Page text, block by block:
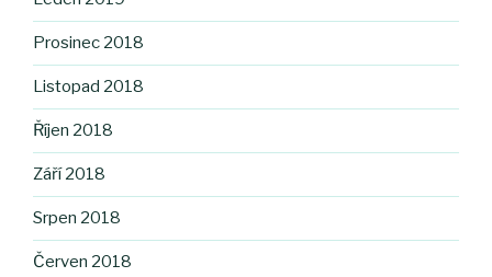
Prosinec 2018
Listopad 2018
Říjen 2018
Září 2018
Srpen 2018
Červen 2018